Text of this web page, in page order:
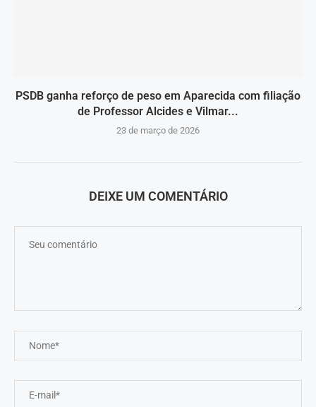
PSDB ganha reforço de peso em Aparecida com filiação
de Professor Alcides e Vilmar...
23 de março de 2026
DEIXE UM COMENTÁRIO